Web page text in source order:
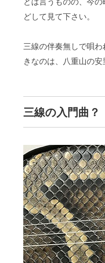
とは言うものの、今
どして見て下さい。
三線の伴奏無しで唄
きなのは、八重山の安
三線の入門曲？